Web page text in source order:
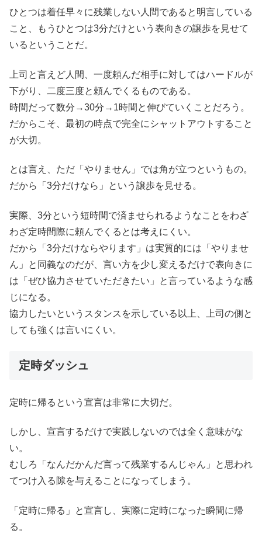
ひとつは着任早々に残業しない人間であると明言している
こと、もうひとつは3分だけという表向きの譲歩を見せて
いるということだ。
上司と言えど人間、一度頼んだ相手に対してはハードルが
下がり、二度三度と頼んでくるものである。
時間だって数分→30分→1時間と伸びていくことだろう。
だからこそ、最初の時点で完全にシャットアウトすること
が大切。
とは言え、ただ「やりません」では角が立つというもの。
だから「3分だけなら」という譲歩を見せる。
実際、3分という短時間で済ませられるようなことをわざ
わざ定時間際に頼んでくるとは考えにくい。
だから「3分だけならやります」は実質的には「やりませ
ん」と同義なのだが、言い方を少し変えるだけで表向きに
は「ぜひ協力させていただきたい」と言っているような感
じになる。
協力したいというスタンスを示している以上、上司の側と
しても強くは言いにくい。
定時ダッシュ
定時に帰るという宣言は非常に大切だ。
しかし、宣言するだけで実践しないのでは全く意味がな
い。
むしろ「なんだかんだ言って残業するんじゃん」と思われ
てつけ入る隙を与えることになってしまう。
「定時に帰る」と宣言し、実際に定時になった瞬間に帰
る。